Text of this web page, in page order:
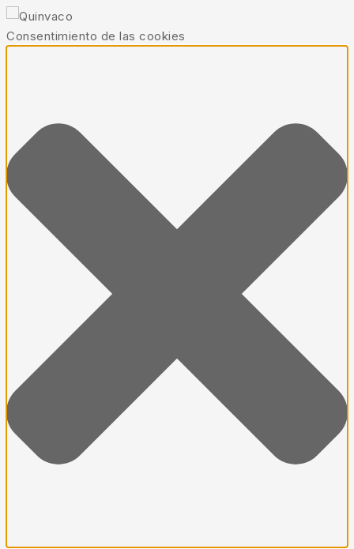
Consentimiento de las cookies